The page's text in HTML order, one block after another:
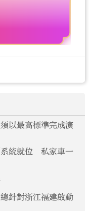
以最高標準完成演
系統就位 私家車一
針對浙江福建啟動